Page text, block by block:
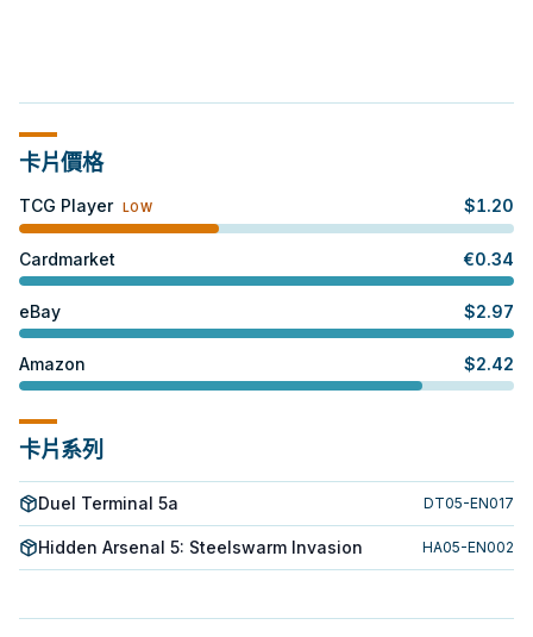
卡片價格
TCG Player LOW $1.20
Cardmarket €0.34
eBay $2.97
Amazon $2.42
卡片系列
Duel Terminal 5a DT05-EN017
Hidden Arsenal 5: Steelswarm Invasion HA05-EN002